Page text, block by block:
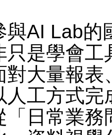
與AI Lab的
只是學會工
對大量報表
人工方式完
「日常業務